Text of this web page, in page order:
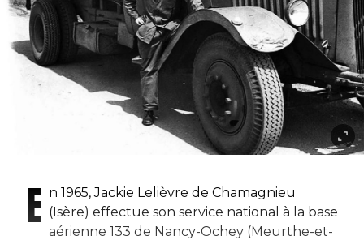
E n 1965, Jackie Lelièvre de Chamagnieu
(Isère) effectue son service national à la base
aérienne 133 de Nancy-Ochey (Meurthe-et-